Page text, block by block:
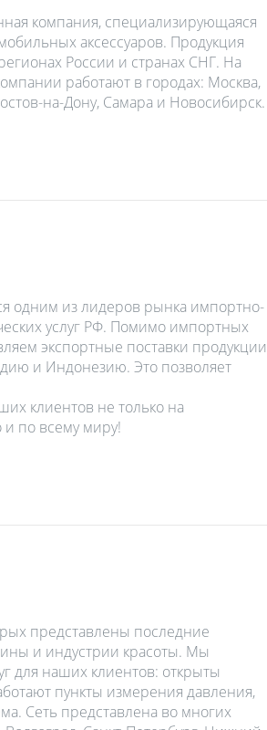
компания, специализирующаяся
аксессуаров. Продукция
России и странах СНГ. На
работают в городах: Москва,
на-Дону, Самара и Новосибирск.
одним из лидеров рынка импортно-
услуг РФ. Помимо импортных
экспортные поставки продукции
и Индонезию. Это позволяет
клиентов не только на
по всему миру!
представлены последние
и индустрии красоты. Мы
для наших клиентов: открыты
пункты измерения давления,
Сеть представлена во многих